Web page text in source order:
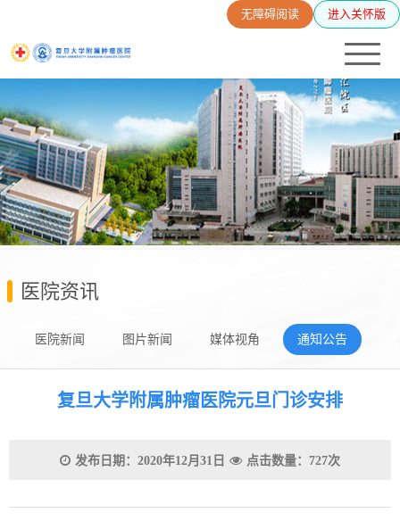
无障碍阅读 进入关怀版
医院资讯
医院新闻 图片新闻 媒体视角 通知公告
复旦大学附属肿瘤医院元旦门诊安排
发布日期：2020年12月31日 点击数量：727次